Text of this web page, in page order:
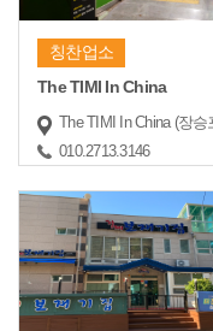
칭찬업소
The TIMI In China
010.2713.3146